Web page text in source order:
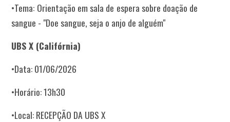
•Tema: Orientação em sala de espera sobre doação de
sangue - "Doe sangue, seja o anjo de alguém"
UBS X (Califórnia)
•Data: 01/06/2026
•Horário: 13h30
•Local: RECEPÇÃO DA UBS X